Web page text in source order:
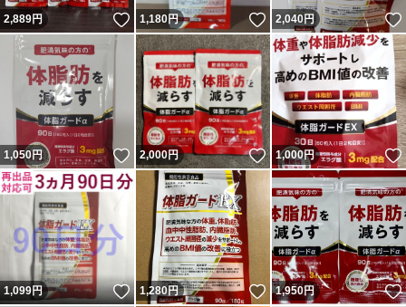
2,889円 いいね！
1,180円 いいね！
2,040円
1,050円 いいね！
2,000円 いいね！
1,000円
1,099円 いいね！
1,280円 いいね！
1,950円